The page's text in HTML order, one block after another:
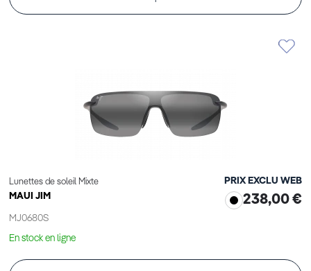
Lunettes de soleil Mixte
MAUI JIM
MJ0680S
PRIX EXCLU WEB
238,00 €
En stock en ligne